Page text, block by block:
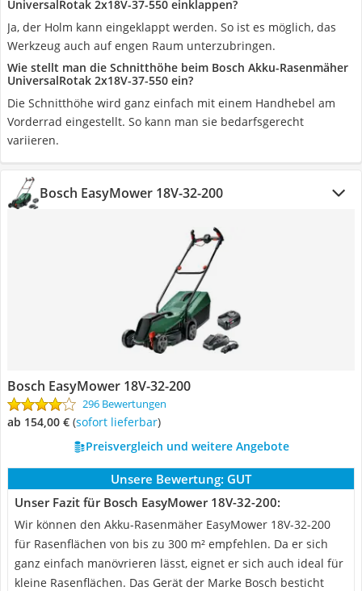
UniversalRotak 2x18V-37-550 einklappen?
Ja, der Holm kann eingeklappt werden. So ist es möglich, das
Werkzeug auch auf engen Raum unterzubringen.
Wie stellt man die Schnitthöhe beim Bosch Akku-Rasenmäher
UniversalRotak 2x18V-37-550 ein?
Die Schnitthöhe wird ganz einfach mit einem Handhebel am
Vorderrad eingestellt. So kann man sie bedarfsgerecht
variieren.
Bosch EasyMower 18V-32-200
Bosch EasyMower 18V-32-200
296 Bewertungen
ab 154,00 € ( Sofort lieferbar)
Preisvergleich und weitere Angebote
Unsere Bewertung: GUT
Unser Fazit für Bosch EasyMower 18V-32-200:
Wir können den Akku-Rasenmäher EasyMower 18V-32-200
für Rasenflächen von bis zu 300 m² empfehlen. Da er sich
ganz einfach manövrieren lässt, eignet er sich auch ideal für
kleine Rasenflächen. Das Gerät der Marke Bosch besticht